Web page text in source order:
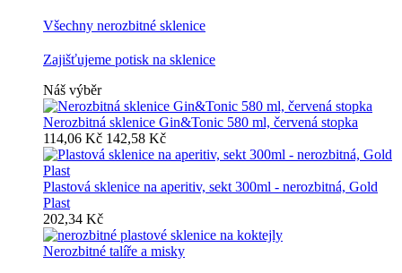
Všechny nerozbitné sklenice
Zajišťujeme potisk na sklenice
Náš výběr
Nerozbitná sklenice Gin&Tonic 580 ml, červená stopka
114,06 Kč 142,58 Kč
Plastová sklenice na aperitiv, sekt 300ml - nerozbitná, Gold
Plast
202,34 Kč
Nerozbitné talíře a misky